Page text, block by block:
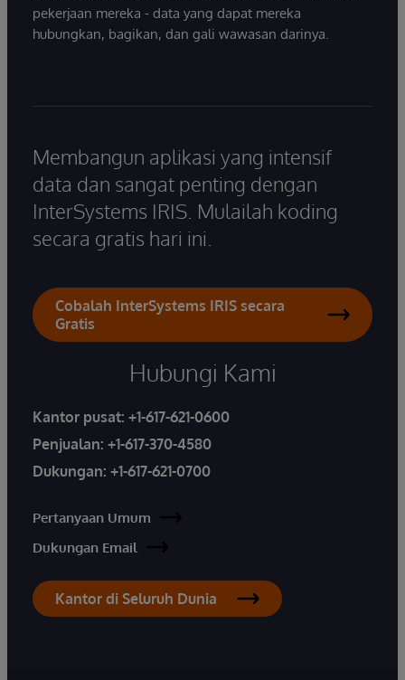
pekerjaan mereka - data yang dapat mereka
hubungkan, bagikan, dan gali wawasan darinya.
Membangun aplikasi yang intensif
data dan sangat penting dengan
InterSystems IRIS. Mulailah koding
secara gratis hari ini.
Cobalah InterSystems IRIS secara
Gratis
Hubungi Kami
Kantor pusat: +1-617-621-0600
Penjualan: +1-617-370-4580
Dukungan: +1-617-621-0700
Pertanyaan Umum
Dukungan Email
Kantor di Seluruh Dunia